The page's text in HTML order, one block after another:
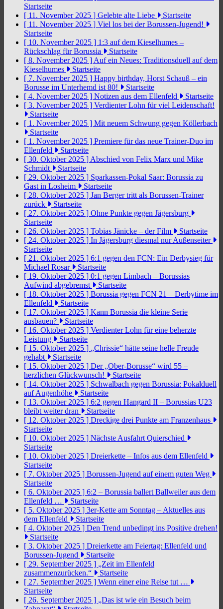
Startseite
[ 11. November 2025 ] Gelebte alte Liebe
Startseite
[ 11. November 2025 ] Viel los bei der Borussen-Jugend!
Startseite
[ 10. November 2025 ] 1:3 auf dem Kieselhumes –
Rückschlag für Borussia
Startseite
[ 8. November 2025 ] Auf ein Neues: Traditionsduell auf dem
Kieselhumes
Startseite
[ 7. November 2025 ] Happy birthday, Horst Schauß – ein
Borusse im Unterhemd ist 80!
Startseite
[ 4. November 2025 ] Notizen aus dem Ellenfeld
Startseite
[ 3. November 2025 ] Verdienter Lohn für viel Leidenschaft!
Startseite
[ 1. November 2025 ] Mit neuem Schwung gegen Köllerbach
Startseite
[ 1. November 2025 ] Premiere für das neue Trainer-Duo im
Ellenfeld
Startseite
[ 30. Oktober 2025 ] Abschied von Felix Marx und Mike
Schmidt
Startseite
[ 29. Oktober 2025 ] Sparkassen-Pokal Saar: Borussia zu
Gast in Losheim
Startseite
[ 28. Oktober 2025 ] Jan Berger tritt als Borussen-Trainer
zurück
Startseite
[ 27. Oktober 2025 ] Ohne Punkte gegen Jägersburg
Startseite
[ 26. Oktober 2025 ] Tobias Jänicke – der Film
Startseite
[ 24. Oktober 2025 ] In Jägersburg diesmal nur Außenseiter
Startseite
[ 21. Oktober 2025 ] 6:1 gegen den FCN: Ein Derbysieg für
Michael Rosar
Startseite
[ 19. Oktober 2025 ] 0:1 gegen Limbach – Borussias
Aufwind abgebremst
Startseite
[ 18. Oktober 2025 ] Borussia gegen FCN 21 – Derbytime im
Ellenfeld
Startseite
[ 17. Oktober 2025 ] Kann Borussia die kleine Serie
ausbauen?
Startseite
[ 16. Oktober 2025 ] Verdienter Lohn für eine beherzte
Leistung
Startseite
[ 15. Oktober 2025 ] „Chrissie“ hätte seine helle Freude
gehabt
Startseite
[ 15. Oktober 2025 ] Der „Ober-Borusse“ wird 55 –
herzlichen Glückwunsch!
Startseite
[ 14. Oktober 2025 ] Schwalbach gegen Borussia: Pokalduell
auf Augenhöhe
Startseite
[ 13. Oktober 2025 ] 6:2 gegen Hangard II – Borussias U23
bleibt weiter dran
Startseite
[ 12. Oktober 2025 ] Dreckige drei Punkte am Franzenhaus
Startseite
[ 10. Oktober 2025 ] Nächste Ausfahrt Quierschied
Startseite
[ 10. Oktober 2025 ] Dreierkette – Infos aus dem Ellenfeld
Startseite
[ 7. Oktober 2025 ] Borussen-Jugend auf einem guten Weg
Startseite
[ 6. Oktober 2025 ] 6:2 – Borussia ballert Ballweiler aus dem
Ellenfeld …
Startseite
[ 5. Oktober 2025 ] 3er-Kette am Sonntag – Aktuelles aus
dem Ellenfeld
Startseite
[ 4. Oktober 2025 ] Den Trend unbedingt ins Positive drehen!
Startseite
[ 3. Oktober 2025 ] Dreierkette am Feiertag: Ellenfeld und
Borussen-Jugend
Startseite
[ 29. September 2025 ] „Zeit im Ellenfeld
zusammenzurücken.“
Startseite
[ 27. September 2025 ] Wenn einer eine Reise tut …
Startseite
[ 26. September 2025 ] „Das ist wie ein Besuch beim